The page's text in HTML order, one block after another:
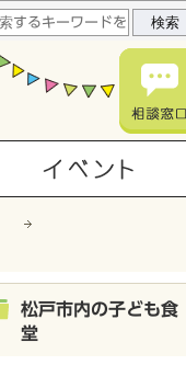
松戸市内の子ども食
堂